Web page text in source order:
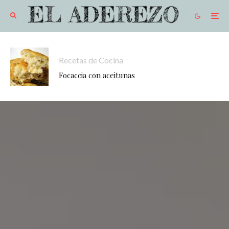
Recetas de Cocina
Focaccia con aceitunas